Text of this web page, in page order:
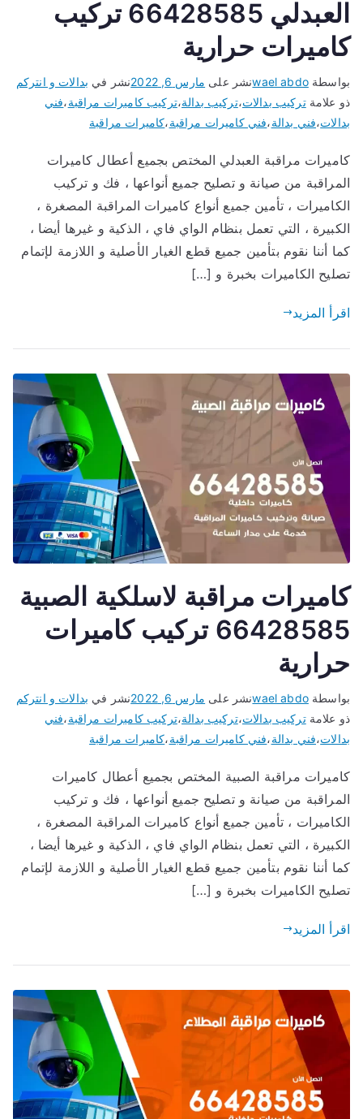
العبدلي 66428585 تركيب
كاميرات حرارية
بواسطةwael abdoنشر على مارس 6, 2022 نشر في بدالات و انتركم
ذو علامةتركيب بدالات،تركيب بدالة،تركيب كاميرات مراقبة،فني
بدالات،فني بدالة،فني كاميرات مراقبة،كاميرات مراقبة
كاميرات مراقبة العبدلي المختص بجميع أعطال كاميرات
المراقبة من صيانة و تصليح جميع أنواعها ، فك و تركيب
الكاميرات ، تأمين جميع أنواع كاميرات المراقبة المصغرة ،
الكبيرة ، التي تعمل بنظام الواي فاي ، الذكية و غيرها أيضا ،
كما أننا نقوم بتأمين جميع قطع الغيار الأصلية و اللازمة لإتمام
تصليح الكاميرات بخبرة و […]
اقرأ المزيد
كاميرات مراقبة لاسلكية الصبية
66428585 تركيب كاميرات
حرارية
بواسطةwael abdoنشر على مارس 6, 2022 نشر في بدالات و انتركم
ذو علامةتركيب بدالات،تركيب بدالة،تركيب كاميرات مراقبة،فني
بدالات،فني بدالة،فني كاميرات مراقبة،كاميرات مراقبة
كاميرات مراقبة الصبية المختص بجميع أعطال كاميرات
المراقبة من صيانة و تصليح جميع أنواعها ، فك و تركيب
الكاميرات ، تأمين جميع أنواع كاميرات المراقبة المصغرة ،
الكبيرة ، التي تعمل بنظام الواي فاي ، الذكية و غيرها أيضا ،
كما أننا نقوم بتأمين جميع قطع الغيار الأصلية و اللازمة لإتمام
تصليح الكاميرات بخبرة و […]
اقرأ المزيد